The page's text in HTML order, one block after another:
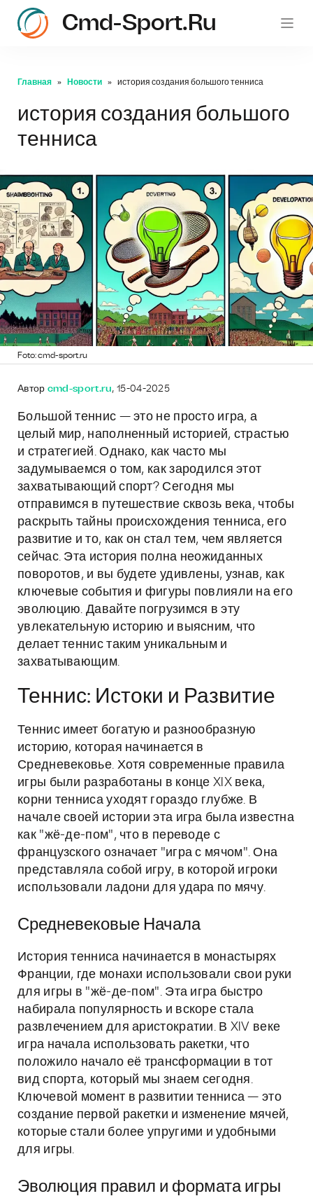
Cmd-Sport.ru
Главная Новости история создания большого тенниса
история создания большого
тенниса
Foto: cmd-sport.ru
Автор cmd-sport.ru, 15-04-2025
Большой теннис — это не просто игра, а
целый мир, наполненный историей, страстью
и стратегией. Однако, как часто мы
задумываемся о том, как зародился этот
захватывающий спорт? Сегодня мы
отправимся в путешествие сквозь века, чтобы
раскрыть тайны происхождения тенниса, его
развитие и то, как он стал тем, чем является
сейчас. Эта история полна неожиданных
поворотов, и вы будете удивлены, узнав, как
ключевые события и фигуры повлияли на его
эволюцию. Давайте погрузимся в эту
увлекательную историю и выясним, что
делает теннис таким уникальным и
захватывающим.
Теннис: Истоки и Развитие
Теннис имеет богатую и разнообразную
историю, которая начинается в
Средневековье. Хотя современные правила
игры были разработаны в конце XIX века,
корни тенниса уходят гораздо глубже. В
начале своей истории эта игра была известна
как "жё-де-пом", что в переводе с
французского означает "игра с мячом". Она
представляла собой игру, в которой игроки
использовали ладони для удара по мячу.
Средневековые Начала
История тенниса начинается в монастырях
Франции, где монахи использовали свои руки
для игры в "жё-де-пом". Эта игра быстро
набирала популярность и вскоре стала
развлечением для аристократии. В XIV веке
игра начала использовать ракетки, что
положило начало её трансформации в тот
вид спорта, который мы знаем сегодня.
Ключевой момент в развитии тенниса — это
создание первой ракетки и изменение мячей,
которые стали более упругими и удобными
для игры.
Эволюция правил и формата игры